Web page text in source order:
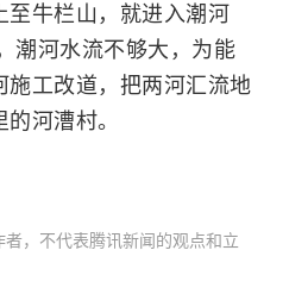
至牛栏山，就进入潮河
潮河水流不够大，为能
施工改道，把两河汇流地
河漕村。
，不代表腾讯新闻的观点和立